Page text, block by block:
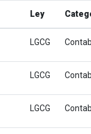
Ley
LGCG
LGCG
LGCG